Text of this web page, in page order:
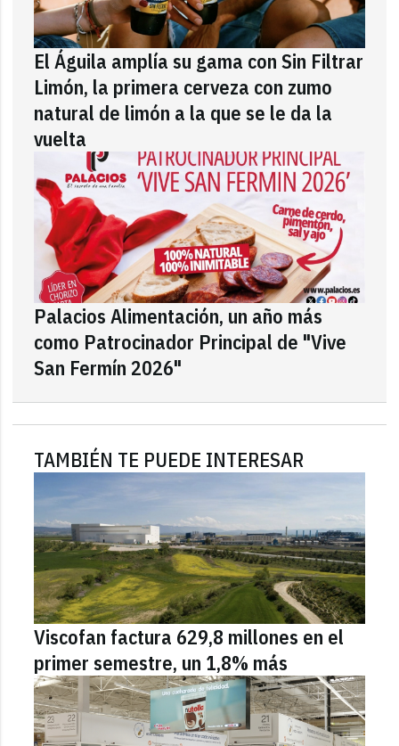
El Águila amplía su gama con Sin Filtrar
Limón, la primera cerveza con zumo
natural de limón a la que se le da la
vuelta
Palacios Alimentación, un año más
como Patrocinador Principal de "Vive
San Fermín 2026"
TAMBIÉN TE PUEDE INTERESAR
Viscofan factura 629,8 millones en el
primer semestre, un 1,8% más